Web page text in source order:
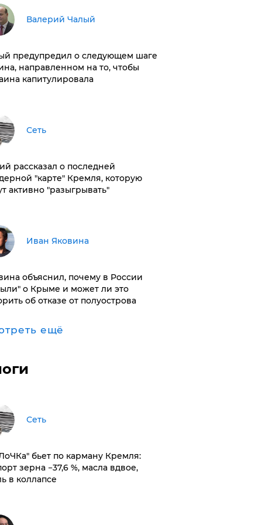
Валерий Чалый
предупредил о следующем шаге
направленном на то, чтобы
капитулировала
Сеть
рассказал о последней
"карте" Кремля, которую
активно "разыгрывать"
Иван Яковина
объяснил, почему в России
о Крыме и может ли это
об отказе от полуострова
ещё
Сеть
бьет по карману Кремля:
зерна −37,6 %, масла вдвое,
в коллапсе